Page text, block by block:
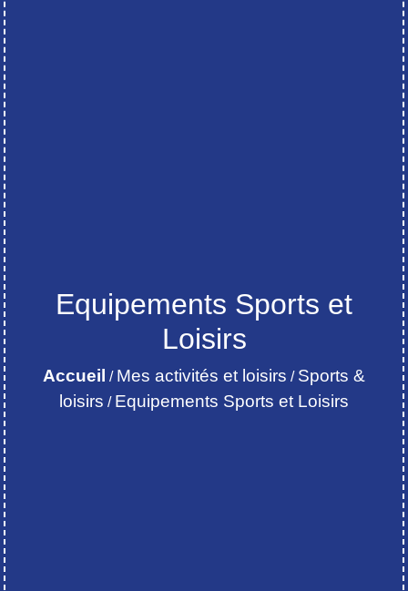
Equipements Sports et
Loisirs
Accueil / Mes activités et loisirs / Sports &
loisirs / Equipements Sports et Loisirs